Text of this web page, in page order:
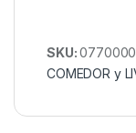
SKU:
COMEDOR y